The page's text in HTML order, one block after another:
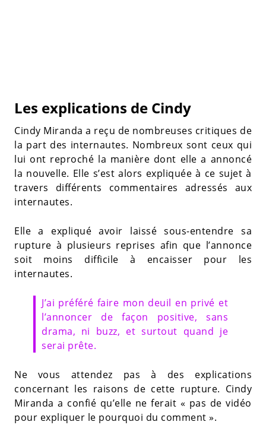
Les explications de Cindy
Cindy Miranda a reçu de nombreuses critiques de
la part des internautes. Nombreux sont ceux qui
lui ont reproché la manière dont elle a annoncé
la nouvelle. Elle s’est alors expliquée à ce sujet à
travers différents commentaires adressés aux
internautes.
Elle a expliqué avoir laissé sous-entendre sa
rupture à plusieurs reprises afin que l’annonce
soit moins difficile à encaisser pour les
internautes.
J’ai préféré faire mon deuil en privé et
l’annoncer de façon positive, sans
drama, ni buzz, et surtout quand je
serai prête.
Ne vous attendez pas à des explications
concernant les raisons de cette rupture. Cindy
Miranda a confié qu’elle ne ferait « pas de vidéo
pour expliquer le pourquoi du comment ».